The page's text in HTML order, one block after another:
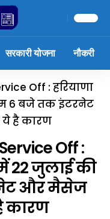
सरकारी योजना नौकरी
Off : हरियाणा
6 बजे तक इंटरनेट
है कारण
Off :
22 जुलाई की
और मैसेज
कारण